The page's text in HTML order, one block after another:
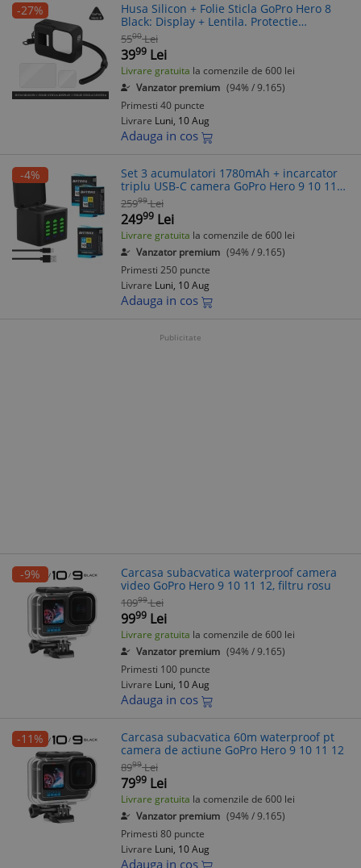
-27%
Husa Silicon + Folie Sticla GoPro Hero 8
Black: Display + Lentila. Protectie
Completa
5500 Lei
3999 Lei
Livrare gratuita la comenzile de 600 lei
Vanzator premium (94% / 9.165)
Primesti 40 puncte
Livrare Luni, 10 Aug
Adauga in cos
-4%
Set 3 acumulatori 1780mAh + incarcator
triplu USB-C camera GoPro Hero 9 10 11
12
25999 Lei
24999 Lei
Livrare gratuita la comenzile de 600 lei
Vanzator premium (94% / 9.165)
Primesti 250 puncte
Livrare Luni, 10 Aug
Adauga in cos
Publicitate
-9%
Carcasa subacvatica waterproof camera
video GoPro Hero 9 10 11 12, filtru rosu
10999 Lei
9999 Lei
Livrare gratuita la comenzile de 600 lei
Vanzator premium (94% / 9.165)
Primesti 100 puncte
Livrare Luni, 10 Aug
Adauga in cos
-11%
Carcasa subacvatica 60m waterproof pt
camera de actiune GoPro Hero 9 10 11 12
8999 Lei
7999 Lei
Livrare gratuita la comenzile de 600 lei
Vanzator premium (94% / 9.165)
Primesti 80 puncte
Livrare Luni, 10 Aug
Adauga in cos